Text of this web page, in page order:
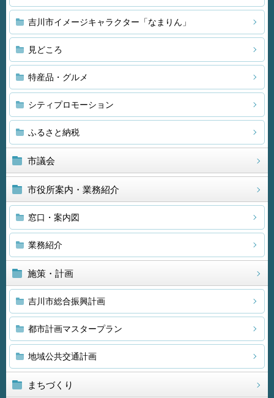
吉川市イメージキャラクター「なまりん」
見どころ
特産品・グルメ
シティプロモーション
ふるさと納税
市議会
市役所案内・業務紹介
窓口・案内図
業務紹介
施策・計画
吉川市総合振興計画
都市計画マスタープラン
地域公共交通計画
まちづくり